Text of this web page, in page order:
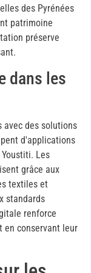
des Pyrénées
patrimoine
préserve
dans les
avec des solutions
d'applications
Les
grâce aux
textiles et
standards
renforce
conservant leur